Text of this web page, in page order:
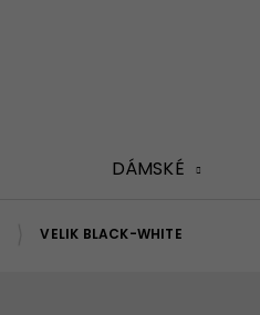
DÁMSKÉ
VELIK BLACK-WHITE